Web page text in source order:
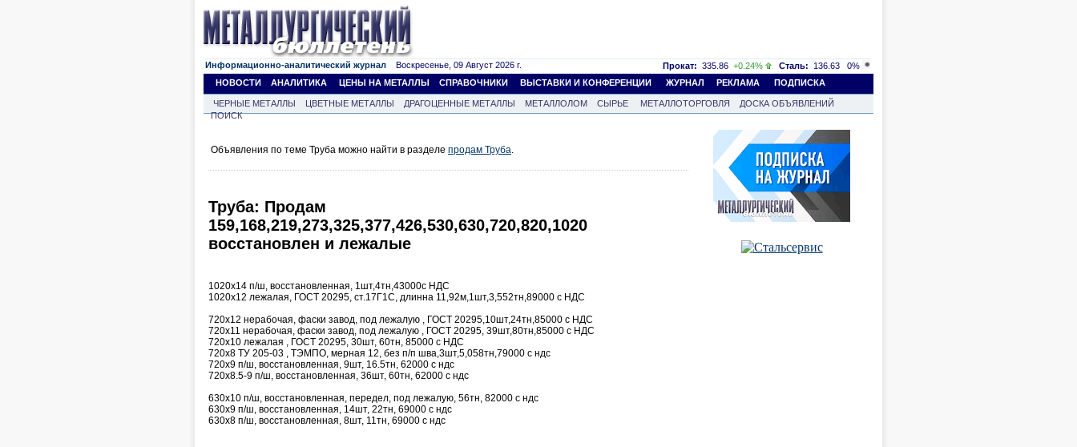
Информационно-аналитический журнал Воскресенье, 09 Август 2026 г. Прокат: 335.86 +0.24% Сталь: 136.63
0%
НОВОСТИ
АНАЛИТИКА ЦЕНЫ НА МЕТАЛЛЫ СПРАВОЧНИКИ ВЫСТАВКИ И КОНФЕРЕНЦИИ ЖУРНАЛ РЕКЛАМА ПОДПИСКА
ЧЕРНЫЕ МЕТАЛЛЫ ЦВЕТНЫЕ МЕТАЛЛЫ ДРАГОЦЕННЫЕ МЕТАЛЛЫ МЕТАЛЛОЛОМ СЫРЬЕ МЕТАЛЛОТОРГОВЛЯ
ДОСКА ОБЪЯВЛЕНИЙ
ПОИСК
Объявления по теме Труба можно найти в разделе продам Труба.
Труба: Продам
159,168,219,273,325,377,426,530,630,720,820,1020
восстановлен и лежалые
1020х14 п/ш, восстановленная, 1шт,4тн,43000с НДС
1020х12 лежалая, ГОСТ 20295, ст.17Г1С, длинна 11,92м,1шт,3,552тн,89000 с НДС
720х12 нерабочая, фаски завод, под лежалую , ГОСТ 20295,10шт,24тн,85000 с НДС
720х11 нерабочая, фаски завод, под лежалую , ГОСТ 20295, 39шт,80тн,85000 с НДС
720х10 лежалая , ГОСТ 20295, 30шт, 60тн, 85000 с НДС
720х8 ТУ 205-03 , ТЭМПО, мерная 12, без п/п шва,3шт,5,058тн,79000 с ндс
720х9 п/ш, восстановленная, 9шт, 16.5тн, 62000 с ндс
720х8.5-9 п/ш, восстановленная, 36шт, 60тн, 62000 с ндс
630х10 п/ш, восстановленная, передел, под лежалую, 56тн, 82000 с ндс
630х9 п/ш, восстановленная, 14шт, 22тн, 69000 с ндс
630х8 п/ш, восстановленная, 8шт, 11тн, 69000 с ндс